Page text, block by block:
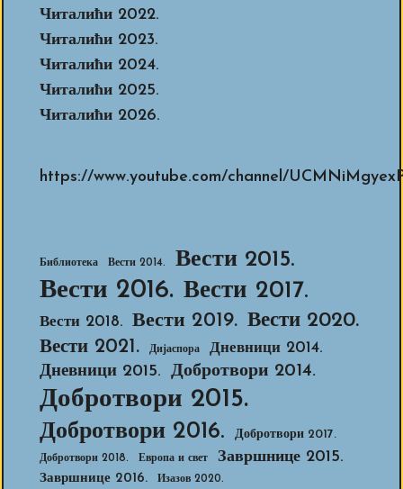
Читалићи 2022.
Читалићи 2023.
Читалићи 2024.
Читалићи 2025.
Читалићи 2026.
https://www.youtube.com/channel/
Библиотека Вести 2014. Вести 2015.
Вести 2016. Вести 2017.
Вести 2018. Вести 2019. Вести 2020.
Вести 2021. Дијаспора Дневници 2014.
Дневници 2015. Добротвори 2014.
Добротвори 2015.
Добротвори 2016. Добротвори 2017.
Добротвори 2018. Европа и свет Завршнице 2015.
Завршнице 2016. Изазов 2020.